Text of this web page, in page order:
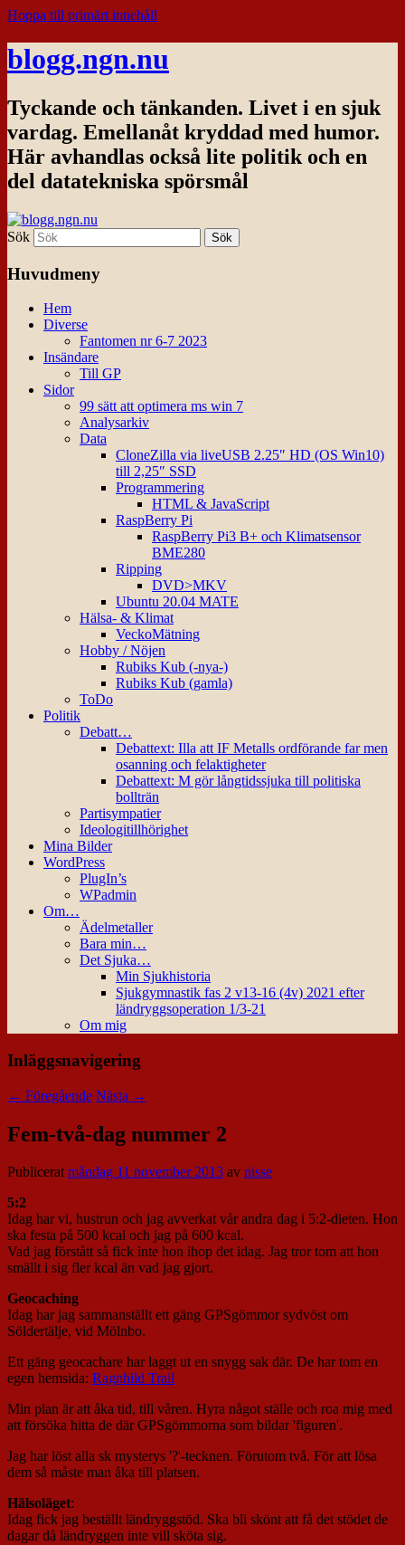
Hoppa till primärt innehåll
blogg.ngn.nu
Tyckande och tänkanden. Livet i en sjuk
vardag. Emellanåt kryddad med humor.
Här avhandlas också lite politik och en
del datatekniska spörsmål
Sök
Huvudmeny
Hem
Diverse
Fantomen nr 6-7 2023
Insändare
Till GP
Sidor
99 sätt att optimera ms win 7
Analysarkiv
Data
CloneZilla via liveUSB 2.25″ HD (OS Win10)
till 2,25″ SSD
Programmering
HTML & JavaScript
RaspBerry Pi
RaspBerry Pi3 B+ och Klimatsensor
BME280
Ripping
DVD>MKV
Ubuntu 20.04 MATE
Hälsa- & Klimat
VeckoMätning
Hobby / Nöjen
Rubiks Kub (-nya-)
Rubiks Kub (gamla)
ToDo
Politik
Debatt…
Debattext: Illa att IF Metalls ordförande far men
osanning och felaktigheter
Debattext: M gör långtidssjuka till politiska
bollträn
Partisympatier
Ideologitillhörighet
Mina Bilder
WordPress
PlugIn’s
WPadmin
Om…
Ädelmetaller
Bara min…
Det Sjuka…
Min Sjukhistoria
Sjukgymnastik fas 2 v13-16 (4v) 2021 efter
ländryggsoperation 1/3-21
Om mig
Inläggsnavigering
← Föregående Nästa →
Fem-två-dag nummer 2
Publiceratmåndag 11 november 2013 av nisse
5:2
Idag har vi, hustrun och jag avverkat vår andra dag i 5:2-dieten. Hon
ska festa på 500 kcal och jag på 600 kcal.
Vad jag förstått så fick inte hon ihop det idag. Jag tror tom att hon
smällt i sig fler kcal än vad jag gjort.
Geocaching
Idag har jag sammanställt ett gäng GPSgömmor sydvöst om
Söldertälje, vid Mölnbo.
Ett gäng geocachare har laggt ut en snygg sak där. De har tom en
egen hemsida: Ragnhild Trail
Min plan är att åka tid, till våren. Hyra något ställe och roa mig med
att försöka hitta de där GPSgömmorna som bildar 'figuren'.
Jag har löst alla sk mysterys '?'-tecknen. Förutom två. För att lösa
dem så måste man åka till platsen.
Hälsoläget:
Idag fick jag beställt ländryggstöd. Ska bli skönt att få det stödet de
dagar då ländryggen inte vill sköta sig.